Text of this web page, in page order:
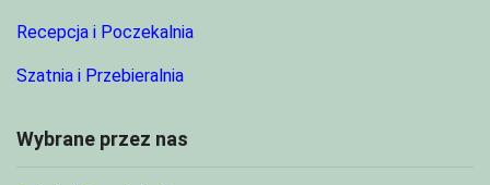
Recepcja i Poczekalnia
Szatnia i Przebieralnia
Wybrane przez nas